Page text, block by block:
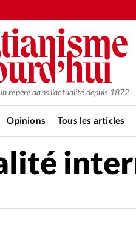
repère dans l'actualité depuis 1872
Opinions Tous les articles